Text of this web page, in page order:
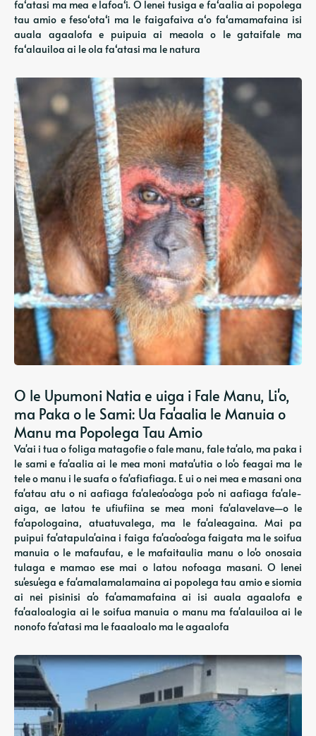
faʻatasi ma mea e lafoaʻi. O lenei tusiga e faʻaalia ai popolega
tau amio e fesoʻotaʻi ma le faigafaiva aʻo faʻamamafaina isi
auala agaalofa e puipuia ai meaola o le gataifale ma
faʻalauiloa ai le ola faʻatasi ma le natura
O le Upumoni Natia e uiga i Fale Manu, Li'o,
ma Paka o le Sami: Ua Fa'aalia le Manuia o
Manu ma Popolega Tau Amio
Va'ai i tua o foliga matagofie o fale manu, fale ta'alo, ma paka i
le sami e fa'aalia ai le mea moni mata'utia o lo'o feagai ma le
tele o manu i le suafa o fa'afiafiaga. E ui o nei mea e masani ona
fa'atau atu o ni aafiaga fa'alea'oa'oga po'o ni aafiaga fa'ale-
aiga, ae latou te ufiufiina se mea moni fa'alavelave—o le
fa'apologaina, atuatuvalega, ma le fa'aleagaina. Mai pa
puipui fa'atapula'aina i faiga fa'aa'oa'oga faigata ma le soifua
manuia o le mafaufau, e le mafaitaulia manu o lo'o onosaia
tulaga e mamao ese mai o latou nofoaga masani. O lenei
su'esu'ega e fa'amalamalamaina ai popolega tau amio e siomia
ai nei pisinisi a'o fa'amamafaina ai isi auala agaalofa e
fa'aaloalogia ai le soifua manuia o manu ma fa'alauiloa ai le
nonofo fa'atasi ma le faaaloalo ma le agaalofa